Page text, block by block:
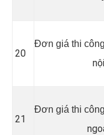
20
Đơn giá thi công
21
Đơn giá thi công